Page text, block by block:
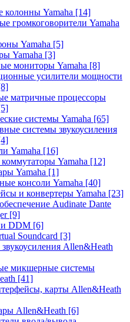
колонны Yamaha [14]
громкоговорители Yamaha
Yamaha [5]
Yamaha [3]
мониторы Yamaha [8]
усилители мощности
матричные процессоры
системы Yamaha [65]
системы звукоусиления
Yamaha [16]
Yamaha [12]
Yamaha [1]
консоли Yamaha [40]
и конвертеры Yamaha [23]
Audinate Dante
[9]
DDM [6]
Soundcard [3]
Allen&Heath
микшерные системы
[41]
карты Allen&Heath
Allen&Heath [6]